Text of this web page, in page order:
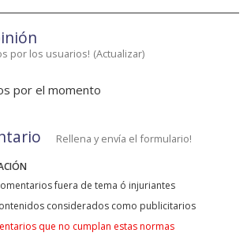
por los usuarios! (Actualizar)
por el momento
Rellena y envía el formulario!
fuera de tema ó injuriantes
considerados como publicitarios
que no cumplan estas normas